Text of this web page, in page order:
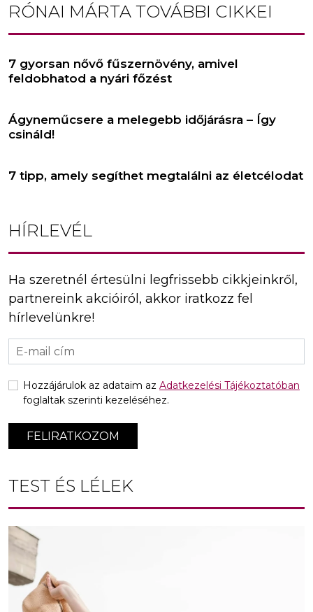
RÓNAI MÁRTA TOVÁBBI CIKKEI
7 gyorsan nővő fűszernövény, amivel
feldobhatod a nyári főzést
Ágyneműcsere a melegebb időjárásra – Így
csináld!
7 tipp, amely segíthet megtalálni az életcélodat
HÍRLEVÉL
Ha szeretnél értesülni legfrissebb cikkjeinkről,
partnereink akcióiról, akkor iratkozz fel
hírlevelünkre!
FELIRATKOZOM
Hozzájárulok az adataim az Adatkezelési Tájékoztatóban
foglaltak szerinti kezeléséhez.
TEST ÉS LÉLEK